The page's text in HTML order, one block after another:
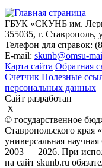
ГБУК «СКУНБ им.
355035, г.
Телефон для справок:
E-mail: skunb@omsu-
Карта сайта Обратная
Счетчик Полезные
персональных данных
Сайт разработан
X
© государственное
Ставропольского края
универсальная
2003 — 2026. При
на сайт skunb.ru